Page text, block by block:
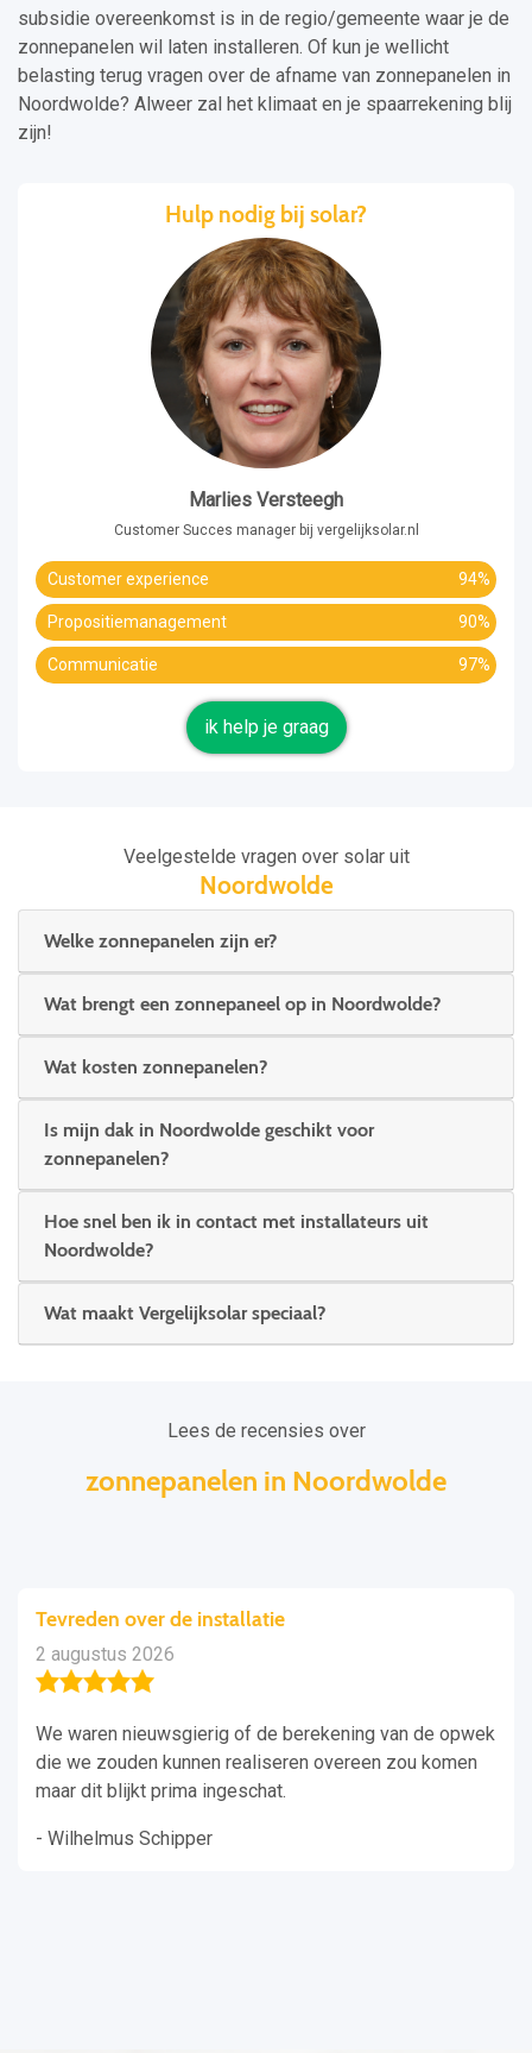
subsidie overeenkomst is in de regio/gemeente waar je de
zonnepanelen wil laten installeren. Of kun je wellicht
belasting terug vragen over de afname van zonnepanelen in
Noordwolde? Alweer zal het klimaat en je spaarrekening blij
zijn!
Hulp nodig bij solar?
Marlies Versteegh
Customer Succes manager bij vergelijksolar.nl
Customer experience 94%
Propositiemanagement 90%
Communicatie 97%
ik help je graag
Veelgestelde vragen over solar uit
Noordwolde
Welke zonnepanelen zijn er?
Wat brengt een zonnepaneel op in Noordwolde?
Wat kosten zonnepanelen?
Is mijn dak in Noordwolde geschikt voor
zonnepanelen?
Hoe snel ben ik in contact met installateurs uit
Noordwolde?
Wat maakt Vergelijksolar speciaal?
Lees de recensies over
zonnepanelen in Noordwolde
Tevreden over de installatie
2 augustus 2026
We waren nieuwsgierig of de berekening van de opwek
die we zouden kunnen realiseren overeen zou komen
maar dit blijkt prima ingeschat.
- Wilhelmus Schipper